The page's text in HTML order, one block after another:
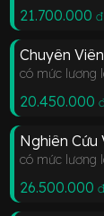
21.700.000 đ
Chuyên
có mức lương
20.450.000
Nghiên Cứu
có mức lương
26.500.000 đ